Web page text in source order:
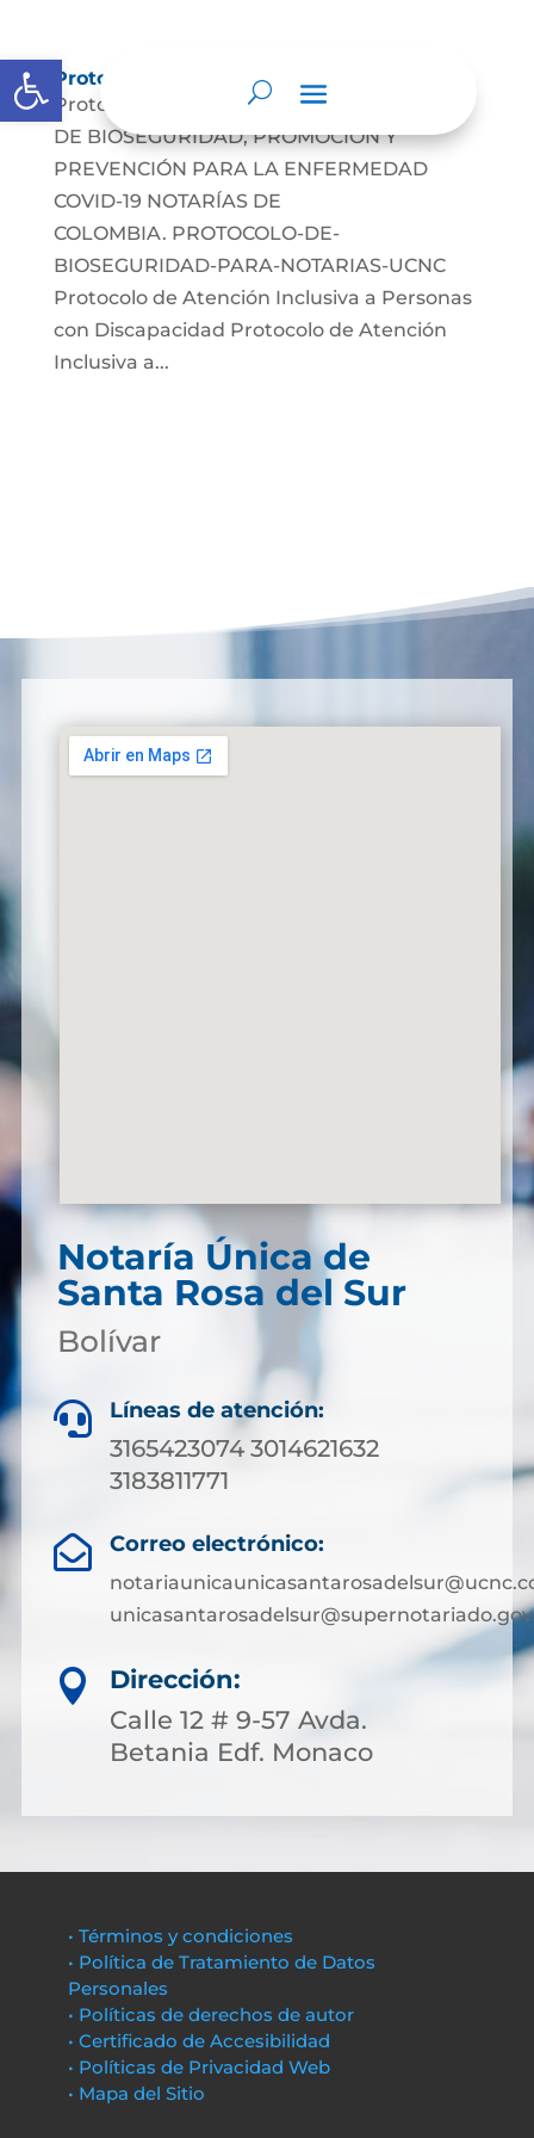
Abrir barra de herramientas
Protocolos de Atención
Protocolo atención COVID-19 PROTOCOLO
DE BIOSEGURIDAD, PROMOCIÓN Y
PREVENCIÓN PARA LA ENFERMEDAD
COVID-19 NOTARÍAS DE
COLOMBIA. PROTOCOLO-DE-
BIOSEGURIDAD-PARA-NOTARIAS-UCNC
Protocolo de Atención Inclusiva a Personas
con Discapacidad Protocolo de Atención
Inclusiva a...
Notaría Única de
Santa Rosa del Sur
Bolívar
 Líneas de atención:
3165423074 3014621632
3183811771
 Correo electrónico:

Dirección:
Calle 12 # 9-57 Avda.
Betania Edf. Monaco
• Términos y condiciones
• Política de Tratamiento de Datos
Personales
• Políticas de derechos de autor
• Certificado de Accesibilidad
• Políticas de Privacidad Web
• Mapa del Sitio